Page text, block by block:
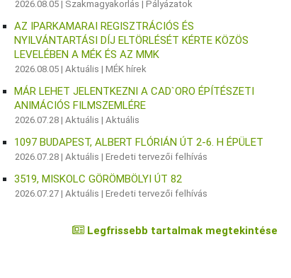
2026.08.05 | Szakmagyakorlás |Pályázatok
AZ IPARKAMARAI REGISZTRÁCIÓS ÉS
NYILVÁNTARTÁSI DÍJ ELTÖRLÉSÉT KÉRTE KÖZÖS
LEVELÉBEN A MÉK ÉS AZ MMK
2026.08.05 |Aktuális |MÉK hírek
MÁR LEHET JELENTKEZNI A CAD`ORO ÉPÍTÉSZETI
ANIMÁCIÓS FILMSZEMLÉRE
2026.07.28 |Aktuális |Aktuális
1097 BUDAPEST, ALBERT FLÓRIÁN ÚT 2-6. H ÉPÜLET
2026.07.28 |Aktuális |Eredeti tervezői felhívás
3519, MISKOLC GÖRÖMBÖLYI ÚT 82
2026.07.27 |Aktuális |Eredeti tervezői felhívás
Legfrissebb tartalmak megtekintése